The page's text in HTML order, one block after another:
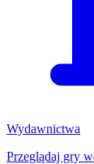
Wydawnictwa
Przeglądaj gry